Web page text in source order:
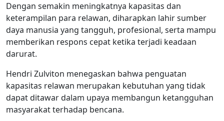
Dengan semakin meningkatnya kapasitas dan
keterampilan para relawan, diharapkan lahir sumber
daya manusia yang tangguh, profesional, serta mampu
memberikan respons cepat ketika terjadi keadaan
darurat.
Hendri Zulviton menegaskan bahwa penguatan
kapasitas relawan merupakan kebutuhan yang tidak
dapat ditawar dalam upaya membangun ketangguhan
masyarakat terhadap bencana.